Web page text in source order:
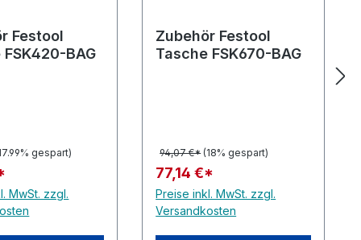
Festool
BAG
gespart)
MwSt. zzgl.
Zubehör Festool
Tasche FSK670-BAG
94,07 €* (18% gespart)
77,14 €*
Preise inkl. MwSt. zzgl.
Versandkosten